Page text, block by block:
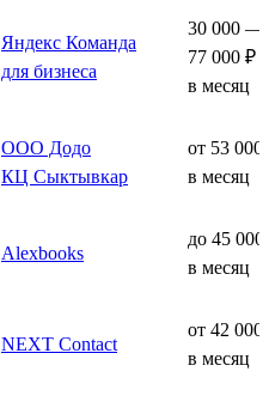
Яндекс Команда
для бизнеса
30 000 —
77 000 ₽
в месяц
ООО Додо
КЦ Сыктывкар
от 53 000
в месяц
Alexbooks
до 45 000
в месяц
NEXT Contact
от 42 000
в месяц